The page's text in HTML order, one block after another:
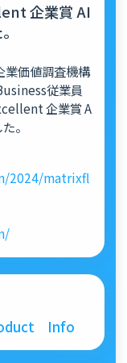
企業賞 AI
業価値調査機構
従業員
企業賞 A
。
2024/matrixfl
Info